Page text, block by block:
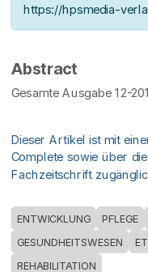
https://hpsmedia-
Abstract
Gesamte Ausgabe 12-
Dieser Artikel ist mit
Complete sowie über
Fachzeitschrift
ENTWICKLUNG PFLEGE
GESUNDHEITSWESEN
REHABILITATION